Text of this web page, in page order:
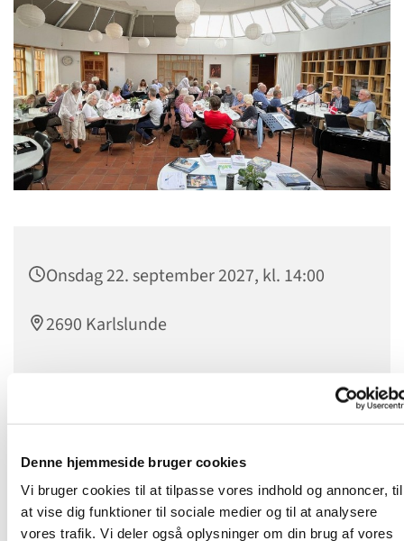
Denne hjemmeside bruger cookies
Vi bruger cookies til at tilpasse vores indhold og annoncer, til
at vise dig funktioner til sociale medier og til at analysere
vores trafik. Vi deler også oplysninger om din brug af vores
Onsdag 22. september 2027, kl. 14:00
2690 Karlslunde
Onsdagstræfer et levende fællesskab for alle, som kan
kaffebord og hyggeligt samvær, hvor nye venskaber
opstår. Udover kaffe og lækker kage, oplever vi en
spændende og let tilgængelig undervisning fra et stykke i
Bibelen, eller vi hører en fortælling fra en